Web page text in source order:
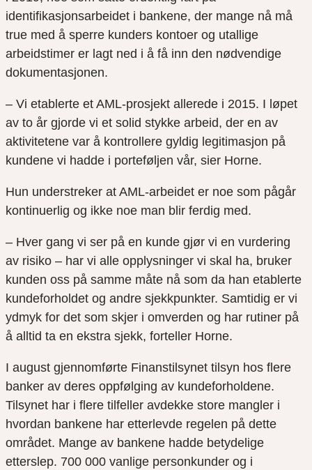
identifikasjonsarbeidet i bankene, der mange nå må
true med å sperre kunders kontoer og utallige
arbeidstimer er lagt ned i å få inn den nødvendige
dokumentasjonen.
– Vi etablerte et AML-prosjekt allerede i 2015. I løpet
av to år gjorde vi et solid stykke arbeid, der en av
aktivitetene var å kontrollere gyldig legitimasjon på
kundene vi hadde i porteføljen vår, sier Horne.
Hun understreker at AML-arbeidet er noe som pågår
kontinuerlig og ikke noe man blir ferdig med.
– Hver gang vi ser på en kunde gjør vi en vurdering
av risiko – har vi alle opplysninger vi skal ha, bruker
kunden oss på samme måte nå som da han etablerte
kundeforholdet og andre sjekkpunkter. Samtidig er vi
ydmyk for det som skjer i omverden og har rutiner på
å alltid ta en ekstra sjekk, forteller Horne.
I august gjennomførte Finanstilsynet tilsyn hos flere
banker av deres oppfølging av kundeforholdene.
Tilsynet har i flere tilfeller avdekke store mangler i
hvordan bankene har etterlevde regelen på dette
området. Mange av bankene hadde betydelige
etterslep. 700 000 vanlige personkunder og i